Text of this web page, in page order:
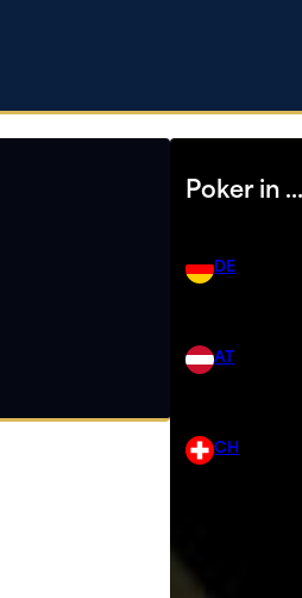
Poker in …
DE
AT
CH